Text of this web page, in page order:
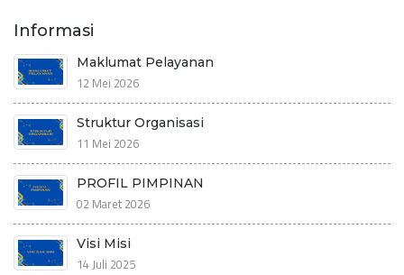
Informasi
Maklumat Pelayanan
12 Mei 2026
Struktur Organisasi
11 Mei 2026
PROFIL PIMPINAN
02 Maret 2026
Visi Misi
14 Juli 2025